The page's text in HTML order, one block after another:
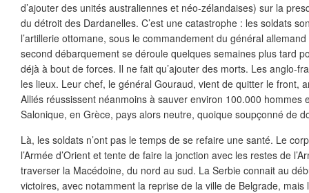
d’ajouter des unités australiennes et néo-zélandaises) sur la
du détroit des Dardanelles. C’est une catastrophe : les soldats
l’artillerie ottomane, sous le commandement du général
second débarquement se déroule quelques semaines plus tard
déjà à bout de forces. Il ne fait qu’ajouter des morts. Les anglo-
les lieux. Leur chef, le général Gouraud, vient de quitter le front,
Alliés réussissent néanmoins à sauver environ 100.000 hommes
Salonique, en Grèce, pays alors neutre, quoique soupçonné de
Là, les soldats n’ont pas le temps de se refaire une santé. Le
l’Armée d’Orient et tente de faire la jonction avec les restes de
traverser la Macédoine, du nord au sud. La Serbie connait au
victoires, avec notamment la reprise de la ville de Belgrade, mais